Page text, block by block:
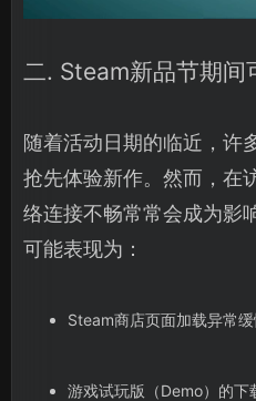
二. Steam新品节期间
随着活动日期的临近，许
抢先体验新作。然而，在
络连接不畅常常会成为影
可能表现为：
Steam商店页面加载异常缓
游戏试玩版（Demo）的下